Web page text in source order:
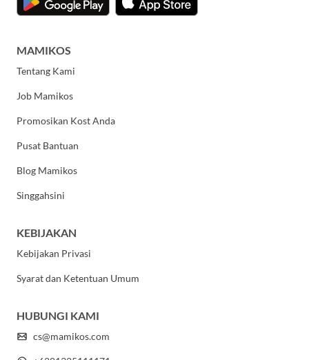
MAMIKOS
Tentang Kami
Job Mamikos
Promosikan Kost Anda
Pusat Bantuan
Blog Mamikos
Singgahsini
KEBIJAKAN
Kebijakan Privasi
Syarat dan Ketentuan Umum
HUBUNGI KAMI
cs@mamikos.com